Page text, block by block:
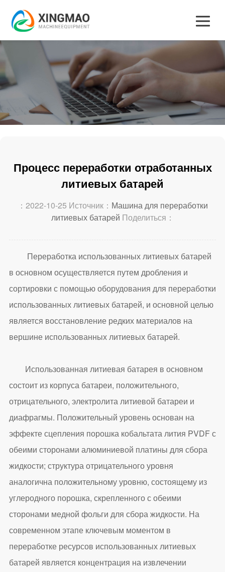
Процесс переработки отработанных
литиевых батарей
：2022-10-25 Источник： Машина для переработки
литиевых батарей Поделиться：
Переработка использованных литиевых батарей
в основном осуществляется путем дробления и
сортировки с помощью оборудования для переработки
использованных литиевых батарей, и основной целью
является восстановление редких материалов на
вершине использованных литиевых батарей.
Использованная литиевая батарея в основном
состоит из корпуса батареи, положительного,
отрицательного, электролита литиевой батареи и
диафрагмы. Положительный уровень основан на
эффекте сцепления порошка кобальтата лития PVDF с
обеими сторонами алюминиевой платины для сбора
жидкости; структура отрицательного уровня
аналогична положительному уровню, состоящему из
углеродного порошка, скрепленного с обеими
сторонами медной фольги для сбора жидкости. На
современном этапе ключевым моментом в
переработке ресурсов использованных литиевых
батарей является концентрация на извлечении